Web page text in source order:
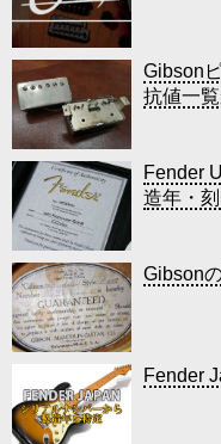
Gibson
抗値一
Fender
造年・
Gibson
Fender